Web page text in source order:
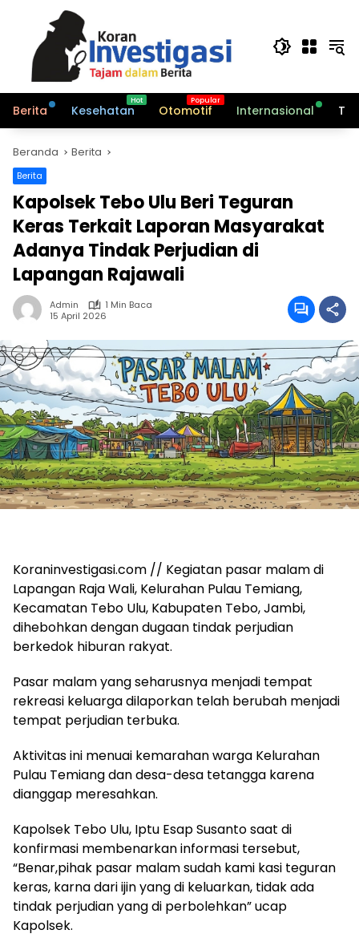
Berita Kesehatan Otomotif Internasional
Beranda Berita
Berita
Kapolsek Tebo Ulu Beri Teguran
Keras Terkait Laporan Masyarakat
Adanya Tindak Perjudian di
Lapangan Rajawali
Admin
1 Min Baca
15 April 2026
Koraninvestigasi.com // Kegiatan pasar malam di
Lapangan Raja Wali, Kelurahan Pulau Temiang,
Kecamatan Tebo Ulu, Kabupaten Tebo, Jambi,
dihebohkan dengan dugaan tindak perjudian
berkedok hiburan rakyat.
Pasar malam yang seharusnya menjadi tempat
rekreasi keluarga dilaporkan telah berubah menjadi
tempat perjudian terbuka.
Aktivitas ini menuai kemarahan warga Kelurahan
Pulau Temiang dan desa-desa tetangga karena
dianggap meresahkan.
Kapolsek Tebo Ulu, Iptu Esap Susanto saat di
konfirmasi membenarkan informasi tersebut,
“Benar,pihak pasar malam sudah kami kasi teguran
keras, karna dari ijin yang di keluarkan, tidak ada
tindak perjudian yang di perbolehkan” ucap
Kapolsek.